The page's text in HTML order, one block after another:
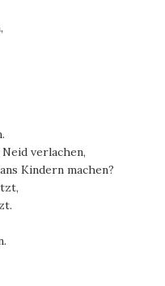
verlachen,
Kindern machen?